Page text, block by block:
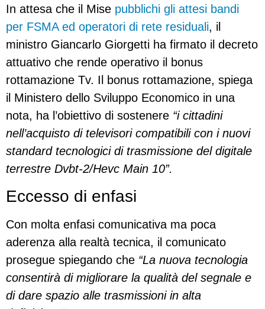
In attesa che il Mise pubblichi gli attesi bandi
per FSMA ed operatori di rete residuali, il
ministro Giancarlo Giorgetti ha firmato il decreto
attuativo che rende operativo il bonus
rottamazione Tv. Il bonus rottamazione, spiega
il Ministero dello Sviluppo Economico in una
nota, ha l’obiettivo di sostenere “i cittadini
nell’acquisto di televisori compatibili con i nuovi
standard tecnologici di trasmissione del digitale
terrestre Dvbt-2/Hevc Main 10”.
Eccesso di enfasi
Con molta enfasi comunicativa ma poca
aderenza alla realtà tecnica, il comunicato
prosegue spiegando che “La nuova tecnologia
consentirà di migliorare la qualità del segnale e
di dare spazio alle trasmissioni in alta